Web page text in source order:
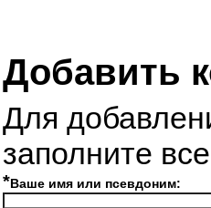
Добавить
Для
заполните
*Ваше имя или псевдоним: